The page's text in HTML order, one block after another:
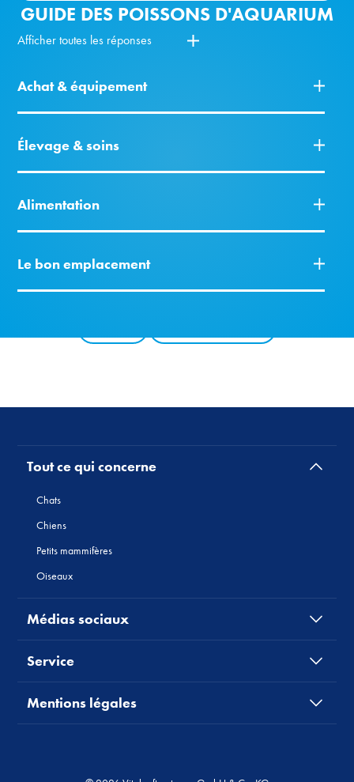
GUIDE DES POISSONS D'AQUARIUM
Afficher toutes les réponses
Achat & équipement
Élevage & soins
Alimentation
Le bon emplacement
Tout ce qui concerne
Chats
Chiens
Petits mammifères
Oiseaux
Médias sociaux
Service
Mentions légales